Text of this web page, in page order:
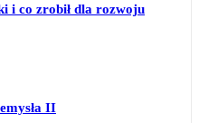
i co zrobił dla rozwoju
II